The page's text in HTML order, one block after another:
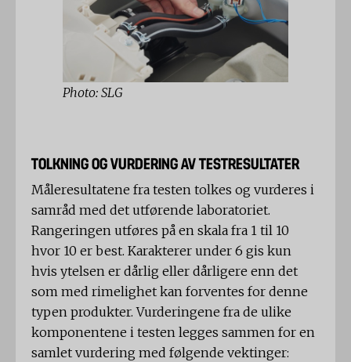
Photo: SLG
TOLKNING OG VURDERING AV TESTRESULTATER
Måleresultatene fra testen tolkes og vurderes i
samråd med det utførende laboratoriet.
Rangeringen utføres på en skala fra 1 til 10
hvor 10 er best. Karakterer under 6 gis kun
hvis ytelsen er dårlig eller dårligere enn det
som med rimelighet kan forventes for denne
typen produkter. Vurderingene fra de ulike
komponentene i testen legges sammen for en
samlet vurdering med følgende vektinger: